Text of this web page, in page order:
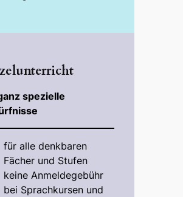
spezielle
für alle denkbaren
Fächer und Stufen
keine Anmeldegebühr
bei Sprachkursen und